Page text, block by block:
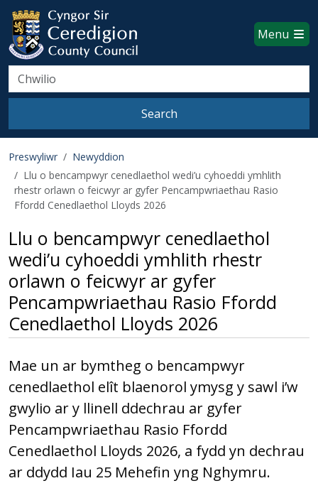
Skip to main content
Ceredigion County Council
Menu
Search
Search
Preswyliwr
Newyddion
Llu o bencampwyr cenedlaethol wedi’u cyhoeddi ymhlith
rhestr orlawn o feicwyr ar gyfer Pencampwriaethau Rasio
Ffordd Cenedlaethol Lloyds 2026
Llu o bencampwyr cenedlaethol
wedi’u cyhoeddi ymhlith rhestr
orlawn o feicwyr ar gyfer
Pencampwriaethau Rasio Ffordd
Cenedlaethol Lloyds 2026
Mae un ar bymtheg o bencampwyr
cenedlaethol elît blaenorol ymysg y sawl i’w
gwylio ar y llinell ddechrau ar gyfer
Pencampwriaethau Rasio Ffordd
Cenedlaethol Lloyds 2026, a fydd yn dechrau
ar ddydd Iau 25 Mehefin yng Nghymru.